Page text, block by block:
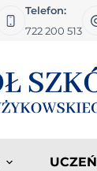
Telefon:
722 200 513
UCZEŃ